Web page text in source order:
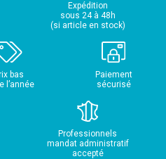
Expédition
sous 24 à 48h
(si article en stock)
bas
l’année
Paiement
sécurisé
Professionnels
mandat administratif
accepté